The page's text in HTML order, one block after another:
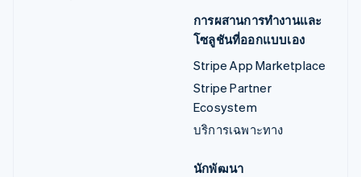
การผสานการทำงานและ
โซลูชันที่ออกแบบเอง
Stripe App Marketplace
Stripe Partner
Ecosystem
บริการเฉพาะทาง
นักพัฒนา